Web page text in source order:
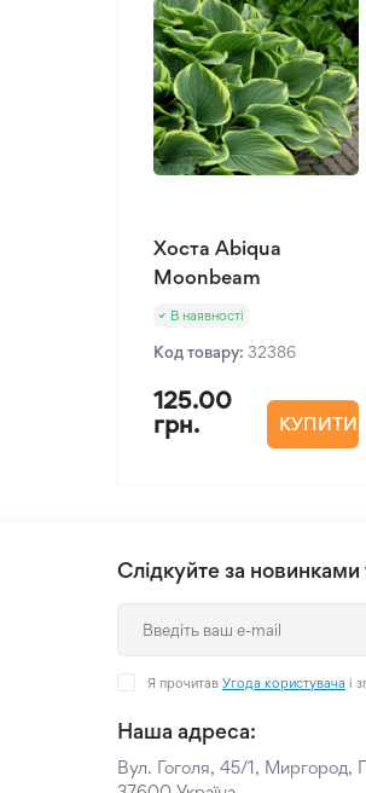
Хоста Abiqua
Moonbeam
В наявності
Код товару: 32386
125.00
грн.
КУПИТИ
Слідкуйте за новинками
Я прочитав Угода користувача і
Наша адреса:
Вул. Гоголя, 45/1, Миргород,